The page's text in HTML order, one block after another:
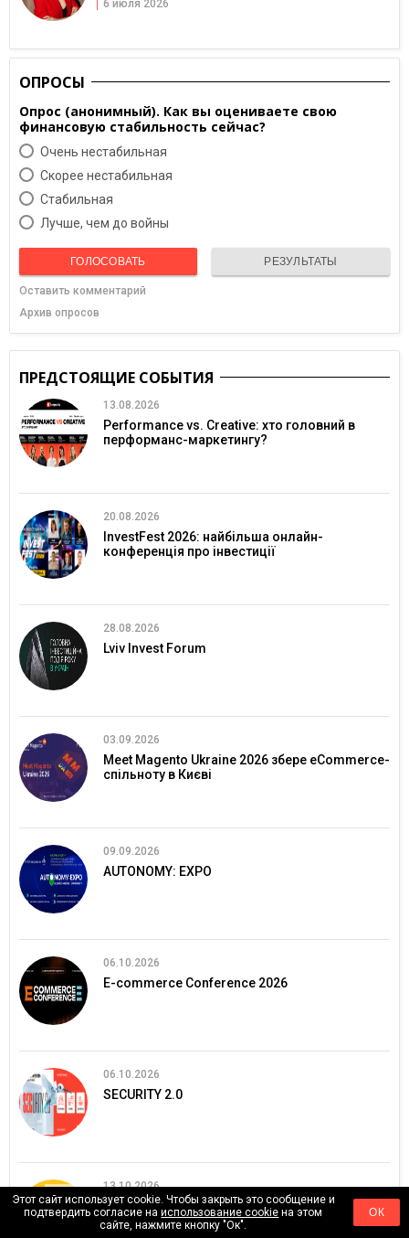
6 июля 2026
ОПРОСЫ
Опрос (анонимный). Как вы оцениваете свою
финансовую стабильность сейчас?
Очень нестабильная
Скорее нестабильная
Cтабильная
Лучше, чем до войны
ГОЛОСОВАТЬ РЕЗУЛЬТАТЫ
Оставить комментарий
Архив опросов
ПРЕДСТОЯЩИЕ СОБЫТИЯ
13.08.2026
Performance vs. Creative: хто головний в
перформанс-маркетингу?
20.08.2026
InvestFest 2026: найбільша онлайн-
конференція про інвестиції
28.08.2026
Lviv Invest Forum
03.09.2026
Meet Magento Ukraine 2026 збере eCommerce-
спільноту в Києві
09.09.2026
AUTONOMY: EXPO
06.10.2026
E-commerce Conference 2026
06.10.2026
SECURITY 2.0
13.10.2026
ЄвроБудЕкспо 2026
Этот сайт использует cookie. Чтобы закрыть это сообщение и
подтвердить согласие наиспользование cookie на этом
сайте, нажмите кнопку "Ок".
ОК